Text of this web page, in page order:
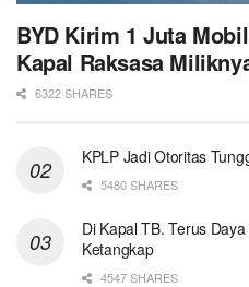
BYD Kirim 1 Juta
Kapal Raksasa
6322 SHARES
KPLP Jadi Otoritas
5480 SHARES
Di Kapal TB. Terus
Ketangkap
4547 SHARES